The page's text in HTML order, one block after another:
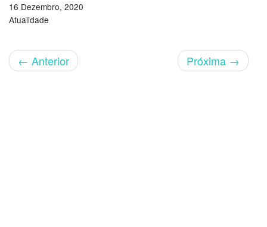
16 Dezembro, 2020
Atualidade
← Anterior Próxima →